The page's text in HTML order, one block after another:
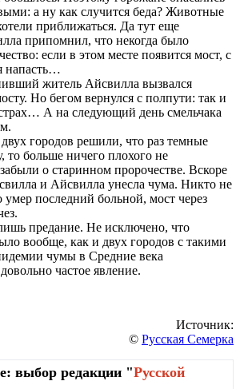
а ну как случится беда? Животные
приближаться. Да тут еще
припомнил, что некогда было
если в этом месте появится мост, с
напасть…
житель Айсвилла вызвался
Но бегом вернулся с полпути: так и
А на следующий день смельчака
городов решили, что раз темные
то больше ничего плохого не
о старинном пророчестве. Вскоре
и Айсвилла унесла чума. Никто не
умер последний больной, мост через
предание. Не исключено, что
вообще, как и двух городов с такими
чумы в Средние века
частое явление.
Источник:
© Русская Семерка
выбор редакции "Русской